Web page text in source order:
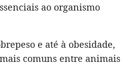
ao organismo
e até à obesidade,
comuns entre animais